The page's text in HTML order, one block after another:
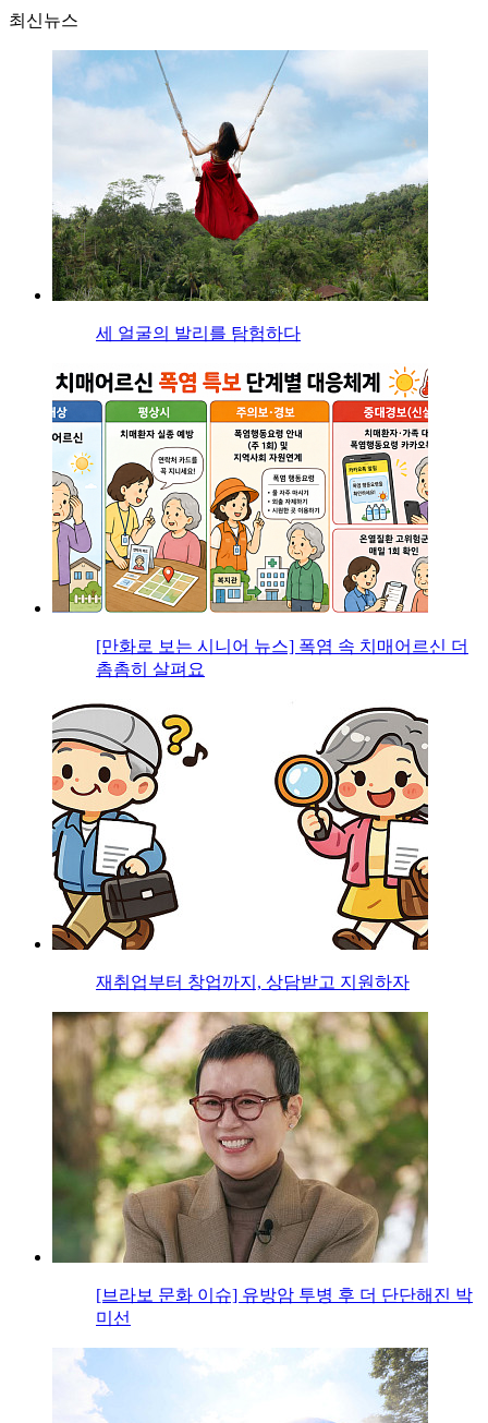
최신뉴스
세 얼굴의 발리를 탐험하다
[만화로 보는 시니어 뉴스] 폭염 속 치매어르신 더
촘촘히 살펴요
재취업부터 창업까지, 상담받고 지원하자
[브라보 문화 이슈] 유방암 투병 후 더 단단해진 박
미선